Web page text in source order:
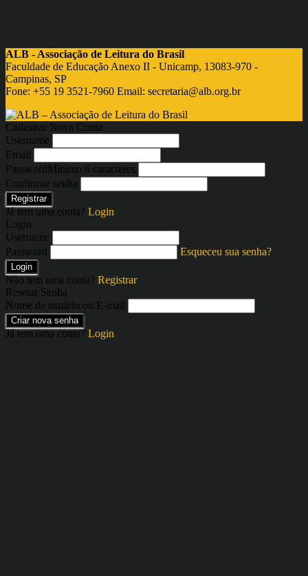
ALB - Associação de Leitura do Brasil
Faculdade de Educação Anexo II - Unicamp, 13083-970 -
Campinas, SP
Fone: +55 19 3521-7960 Email: secretaria@alb.org.br
Cadastrar Nova Conta
Username
Email
PasswordMínimo 6 caracteres
Confirmar senha
Registrar
Já tem uma conta? Login
Login
Username
Password
Esqueceu sua senha?
Login
Não tem uma conta? Registrar
Resetar Senha
Nome de usuário ou E-mail
Criar nova senha
Já tem uma conta? Login